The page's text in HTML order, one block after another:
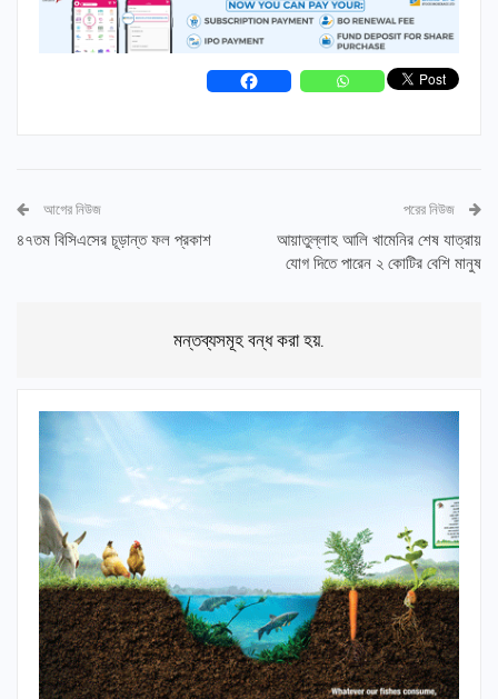
আগের নিউজ
৪৭তম বিসিএসের চূড়ান্ত ফল প্রকাশ
পরের নিউজ
আয়াতুল্লাহ আলি খামেনির শেষ যাত্রায়
যোগ দিতে পারেন ২ কোটির বেশি মানুষ
মন্তব্যসমূহ বন্ধ করা হয়.